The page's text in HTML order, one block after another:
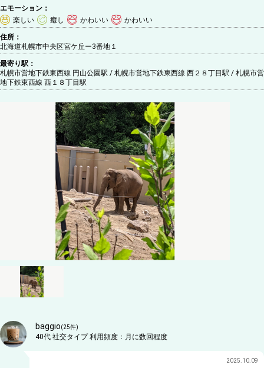
エモーション：
楽しい
癒し かわいい かわいい
住所：
北海道札幌市中央区宮ケ丘ー3番地１
最寄り駅：
札幌市営地下鉄東西線 円山公園駅 / 札幌市営地下鉄東西線 西２８丁目駅 / 札幌市営
地下鉄東西線 西１８丁目駅
baggio(25件)
40代 社交タイプ利用頻度： 月に数回程度
2025.10.09